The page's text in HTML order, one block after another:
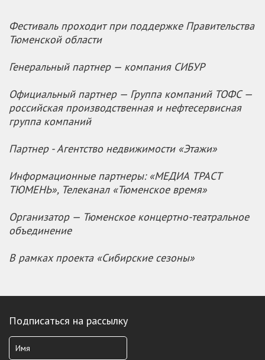
Фестиваль проходит при поддержке Правительства
Тюменской области
Генеральный партнер — компания СИБУР
Официальный партнер — Группа компаний ТОФС —
российская производственная и нефтесервисная
группа компаний
Партнер - Агентство недвижимости «Этажи»
Информационные партнеры: «МЕДИА ТРАСТ
ТЮМЕНЬ», Телеканал «Тюменское время»
Организатор — Тюменское концертно-театральное
объединение
В рамках проекта «Сибирские сезоны»
Подписаться на рассылку